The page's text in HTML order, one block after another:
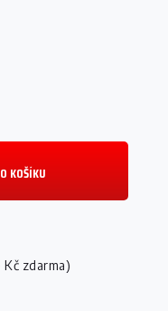
zdarma)
KOŠÍKU